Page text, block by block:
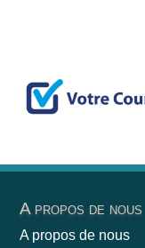
A propos de nous
A propos de nous